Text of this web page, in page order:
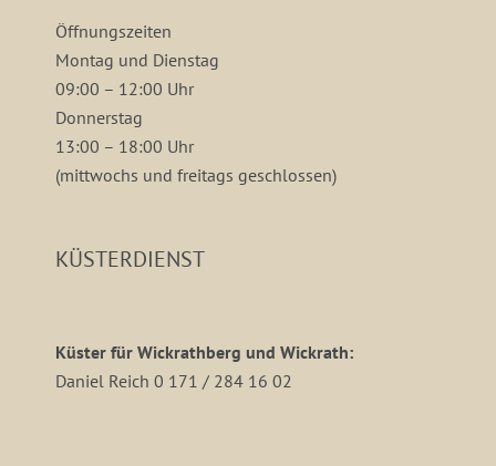
Öffnungszeiten
Montag und Dienstag
09:00 – 12:00 Uhr
Donnerstag
13:00 – 18:00 Uhr
(mittwochs und freitags geschlossen)
KÜSTERDIENST
Küster für Wickrathberg und Wickrath:
Daniel Reich 0 171 / 284 16 02